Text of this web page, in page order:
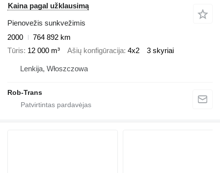
Kaina pagal užklausimą
Pienovežis sunkvežimis
2000
764 892 km
Tūris 12 000 m³ Ašių konfigūracija 4x2 3 skyriai
Lenkija, Włoszczowa
Rob-Trans